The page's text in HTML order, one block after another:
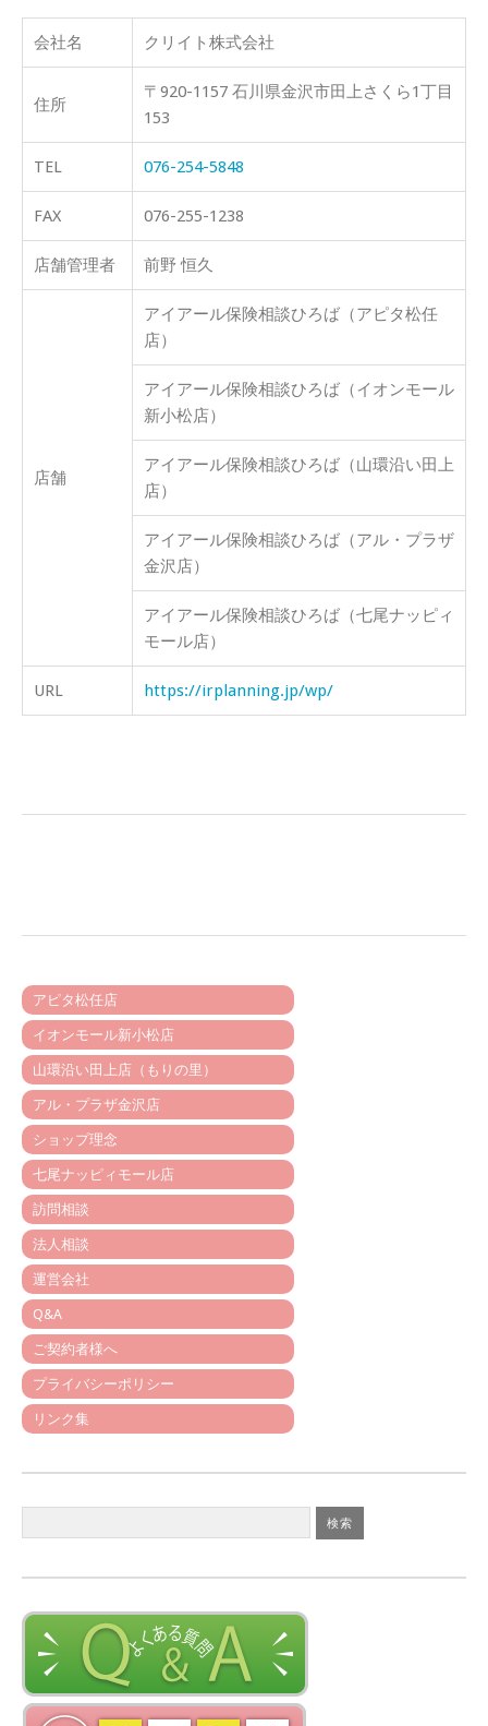
会社名 クリイト株式会社
住所
〒920-1157 石川県金沢市田上さくら1丁目
153
TEL 076-254-5848
FAX 076-255-1238
店舗管理者 前野 恒久
店舗
アイアール保険相談ひろば（アピタ松任
店）
アイアール保険相談ひろば（イオンモール
新小松店）
アイアール保険相談ひろば（山環沿い田上
店）
アイアール保険相談ひろば（アル・プラザ
金沢店）
アイアール保険相談ひろば（七尾ナッピィ
モール店）
URL https://irplanning.jp/wp/
アピタ松任店
イオンモール新小松店
山環沿い田上店（もりの里）
アル・プラザ金沢店
ショップ理念
七尾ナッピィモール店
訪問相談
法人相談
運営会社
Q&A
ご契約者様へ
プライバシーポリシー
リンク集